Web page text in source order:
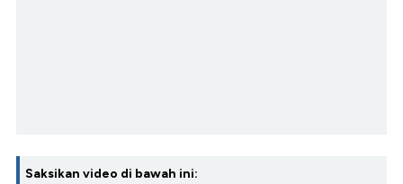
Saksikan video di bawah ini: